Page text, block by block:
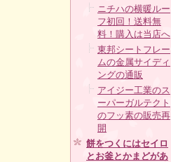
ニチハの横暖ルー
フ初回！送料無
料！購入は当店へ
東邦シートフレー
ムの金属サイディ
ングの通販
アイジー工業のス
ーパーガルテクト
のフッ素の販売再
開
餅をつくにはセイロ
とお釜とかまどがあ